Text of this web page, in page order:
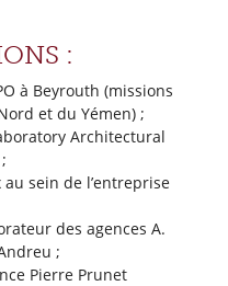
:
à Beyrouth (missions
et du Yémen) ;
Architectural
sein de l’entreprise
des agences A.
;
Pierre Prunet